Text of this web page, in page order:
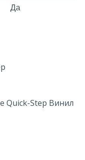
Да
Quick-Step Винил